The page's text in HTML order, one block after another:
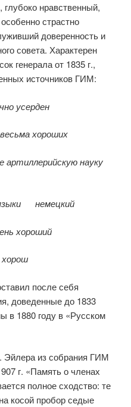
нравственный,
страстно
доверенность и
совета. Характерен
генерала от 1835 г.,
источников ГИМ:
усерден
весьма хороших
артиллерийскую науку
немецкий
хороший
после себя
доведенные до 1833
в 1880 году в «Русском
Эйлера из собрания ГИМ
г. «Память о членах
полное сходство: те
косой пробор седые